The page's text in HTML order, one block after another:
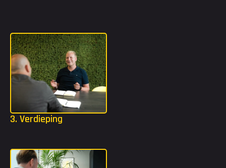
3. Verdieping